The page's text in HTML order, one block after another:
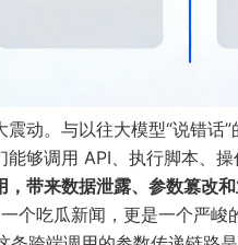
动。与以往大模型“说错
够调用 API、执行脚本、操
带来数据泄露、参数篡改和
个吃瓜新闻，更是一个严